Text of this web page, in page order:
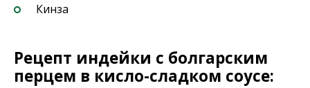
Кинза
Рецепт индейки с болгарским
перцем в кисло-сладком соусе: